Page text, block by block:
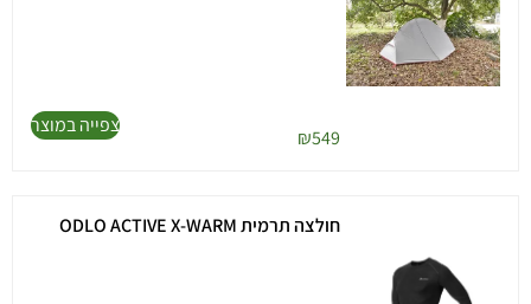
₪549
צפייה במוצר
חולצה תרמית ODLO ACTIVE X-WARM